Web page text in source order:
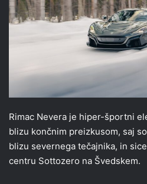
Rimac Nevera je hiper-športni
blizu končnim preizkusom, saj
blizu severnega tečajnika, in
centru Sottozero na Švedskem.